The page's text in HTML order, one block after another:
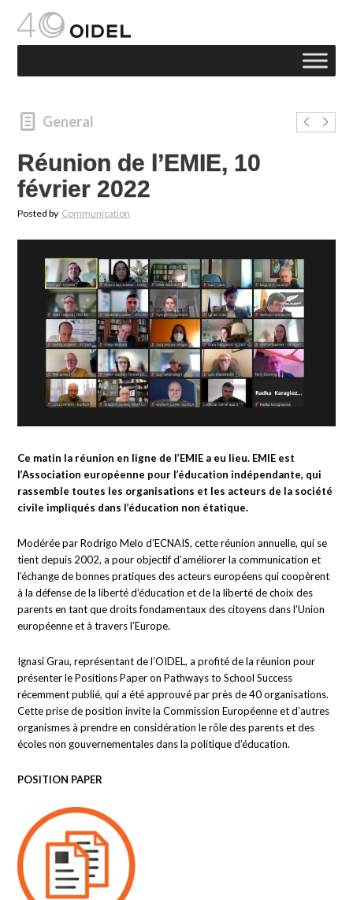
General
Réunion de l’EMIE, 10
février 2022
Posted by Communication
Ce matin la réunion en ligne de l’EMIE a eu lieu. EMIE est
l’Association européenne pour l’éducation indépendante, qui
rassemble toutes les organisations et les acteurs de la société
civile impliqués dans l’éducation non étatique.
Modérée par Rodrigo Melo d’ECNAIS, cette réunion annuelle, qui se
tient depuis 2002, a pour objectif d’améliorer la communication et
l’échange de bonnes pratiques des acteurs européens qui coopèrent
à la défense de la liberté d’éducation et de la liberté de choix des
parents en tant que droits fondamentaux des citoyens dans l’Union
européenne et à travers l’Europe.
Ignasi Grau, représentant de l’OIDEL, a profité de la réunion pour
présenter le Positions Paper on Pathways to School Success
récemment publié, qui a été approuvé par près de 40 organisations.
Cette prise de position invite la Commission Européenne et d’autres
organismes à prendre en considération le rôle des parents et des
écoles non gouvernementales dans la politique d’éducation.
POSITION PAPER